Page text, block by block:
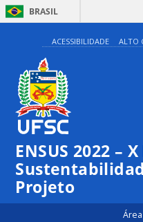
BRASIL
ACESSIBILIDADE ALTO
ENSUS 2022 –
Projeto